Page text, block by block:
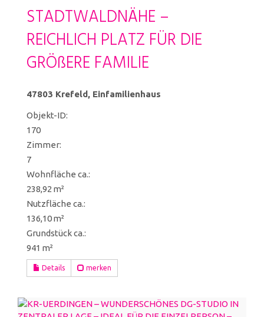
STADTWALDNÄHE –
REICHLICH PLATZ FÜR DIE
GRÖßERE FAMILIE
47803 Krefeld, Einfamilienhaus
Objekt-ID:
170
Zimmer:
7
Wohnfläche ca.:
238,92 m²
Nutzfläche ca.:
136,10 m²
Grund­stück ca.:
941 m²
Details merken